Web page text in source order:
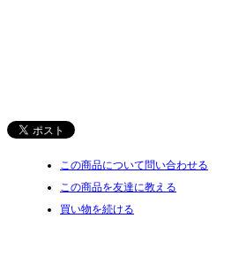
この商品について問い合わせる
この商品を友達に教える
買い物を続ける